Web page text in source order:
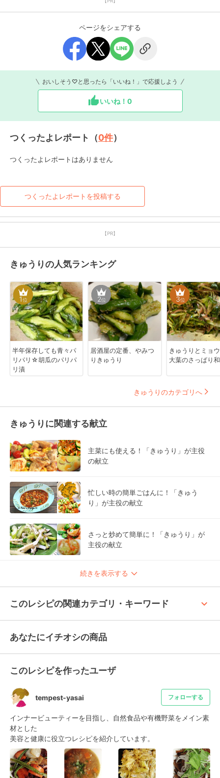
ページをシェアする
おいしそう♡と思ったら「いいね！」で応援しよう
いいね！ 0
つくったよレポート（0件）
つくったよレポートはありません
つくったよレポートを投稿する
【PR】
きゅうりの人気ランキング
1位
半年保存しても青々パ
リパリ☆胡瓜のパリパ
リ漬
2位
居酒屋の定番、やみつ
りきゅうり
3位
きゅうりとミョ
大葉のさっぱり
きゅうりのカテゴリへ
きゅうりに関連する献立
主菜にも使える！「きゅうり」が主役
の献立
忙しい時の簡単ごはんに！「きゅう
り」が主役の献立
さっと炒めて簡単に！「きゅうり」が
主役の献立
続きを表示する
このレシピの関連カテゴリ・キーワード keyboard_arrow_up
あなたにイチオシの商品
このレシピを作ったユーザ
tempest-yasai フォローする
インナービューティーを目指し、自然食品や有機野菜をメイン素
材とした
美容と健康に役立つレシピを紹介しています。